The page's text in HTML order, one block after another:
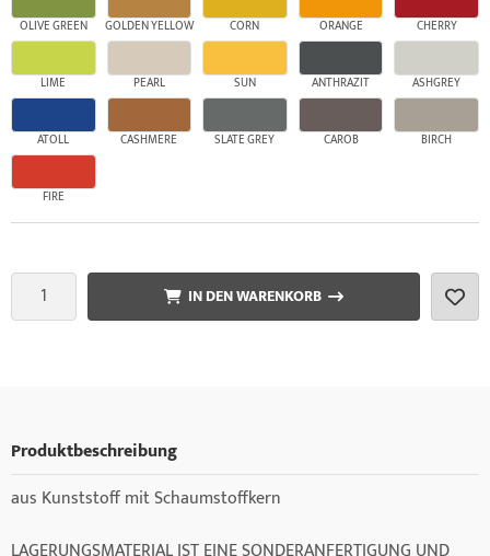
OLIVE GREEN GOLDEN YELLOW CORN ORANGE CHERRY
LIME PEARL SUN ANTHRAZIT ASHGREY
ATOLL CASHMERE SLATE GREY CAROB BIRCH
FIRE
IN DEN WARENKORB
Produktbeschreibung
aus Kunststoff mit Schaumstoffkern